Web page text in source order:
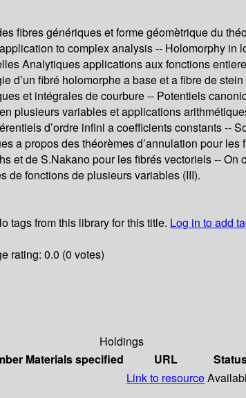
fibres génériques et forme géomètrique du
to complex analysis -- Holomorphy
Analytiques applications aux fonctions
d’un fibré holomorphe a base et a fibre de
et intégrales de courbure -- Potentiels
plusieurs variables et applications
d’ordre infini a coefficients constants --
a propos des théorèmes d’annulation pour
et de S.Nakano pour les fibrés vectoriels --
de fonctions de plusieurs variables (III).
tags from this library for this title. Log in to add
rating: 0.0 (0 votes)
Holdings
Materials specified URL
Link to resource